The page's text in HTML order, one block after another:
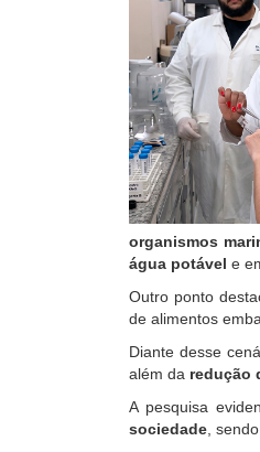
organismos
água potável e
Outro ponto
de alimentos
Diante desse
além da redução
A pesquisa
sociedade,